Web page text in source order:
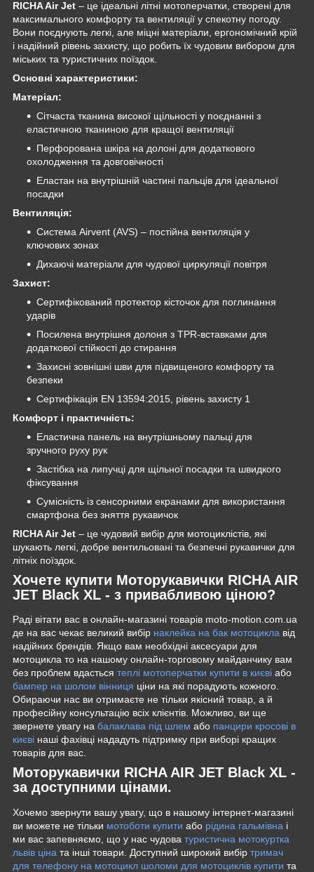
RICHA Air Jet – це ідеальні літні мотоперчатки, створені для
максимального комфорту та вентиляції у спекотну погоду.
Вони поєднують легкі, але міцні матеріали, ергономічний крій
і надійний рівень захисту, що робить їх чудовим вибором для
міських та туристичних поїздок.
Основні характеристики:
Матеріал:
Сітчаста тканина високої щільності у поєднанні з
еластичною тканиною для кращої вентиляції
Перфорована шкіра на долоні для додаткового
охолодження та довговічності
Еластан на внутрішній частині пальців для ідеальної
посадки
Вентиляція:
Система Airvent (AVS) – постійна вентиляція у
ключових зонах
Дихаючі матеріали для чудової циркуляції повітря
Захист:
Сертифікований протектор кісточок для поглинання
ударів
Посилена внутрішня долоня з TPR-вставками для
додаткової стійкості до стирання
Захисні зовнішні шви для підвищеного комфорту та
безпеки
Сертифікація EN 13594:2015, рівень захисту 1
Комфорт і практичність:
Еластична панель на внутрішньому пальці для
зручного руху рук
Застібка на липучці для щільної посадки та швидкого
фіксування
Сумісність із сенсорними екранами для використання
смартфона без зняття рукавичок
RICHA Air Jet – це чудовий вибір для мотоциклістів, які
шукають легкі, добре вентильовані та безпечні рукавички для
літніх поїздок.
Хочете купити Моторукавички RICHA AIR
JET Black XL - з привабливою ціною?
Раді вітати вас в онлайн-магазині товарів moto-motion.com.ua
де на вас чекає великий вибір наклейка на бак мотоцикла від
надійних брендів. Якщо вам необхідні аксесуари для
мотоцикла то на нашому онлайн-торговому майданчику вам
без проблем вдасться теплі мотоперчатки купити в києві або
бампер на шолом вінниця ціни на які порадують кожного.
Обираючи нас ви отримаєте не тільки якісний товар, а й
професійну консультацію всіх клієнтів. Можливо, ви ще
звернете увагу на балаклава під шлем або панцири кросові в
києві наші фахівці нададуть підтримку при виборі кращих
товарів для вас.
Моторукавички RICHA AIR JET Black XL -
за доступними цінами.
Хочемо звернути вашу увагу, що в нашому інтернет-магазині
ви можете не тільки мотоботи купити або рідина гальмівна і
ми вас запевняємо, що у нас чудова туристична мотокуртка
львів ціна та інші товари. Доступний широкий вибір тримач
для телефону на мотоцикл шоломи для мотоциклів купити та